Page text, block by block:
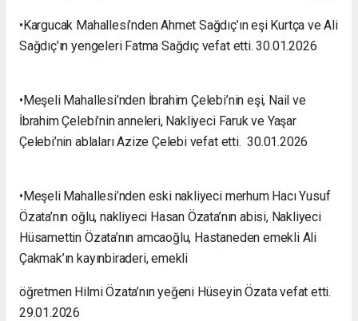
•Kargucak Mahallesi’nden Ahmet Sağdıç’ın eşi Kurtça ve Ali
Sağdıç’ın yengeleri Fatma Sağdıç vefat etti. 30.01.2026
•Meşeli Mahallesi’nden İbrahim Çelebi’nin eşi, Nail ve
İbrahim Çelebi’nin anneleri, Nakliyeci Faruk ve Yaşar
Çelebi’nin ablaları Azize Çelebi vefat etti. 30.01.2026
•Meşeli Mahallesi’nden eski nakliyeci merhum Hacı Yusuf
Özata’nın oğlu, nakliyeci Hasan Özata’nın abisi, Nakliyeci
Hüsamettin Özata’nın amcaoğlu, Hastaneden emekli Ali
Çakmak’ın kayınbiraderi, emekli
öğretmen Hilmi Özata’nın yeğeni Hüseyin Özata vefat etti.
29.01.2026